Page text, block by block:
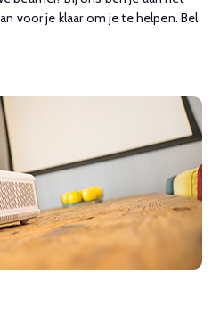
voor je klaar om je te helpen. Bel